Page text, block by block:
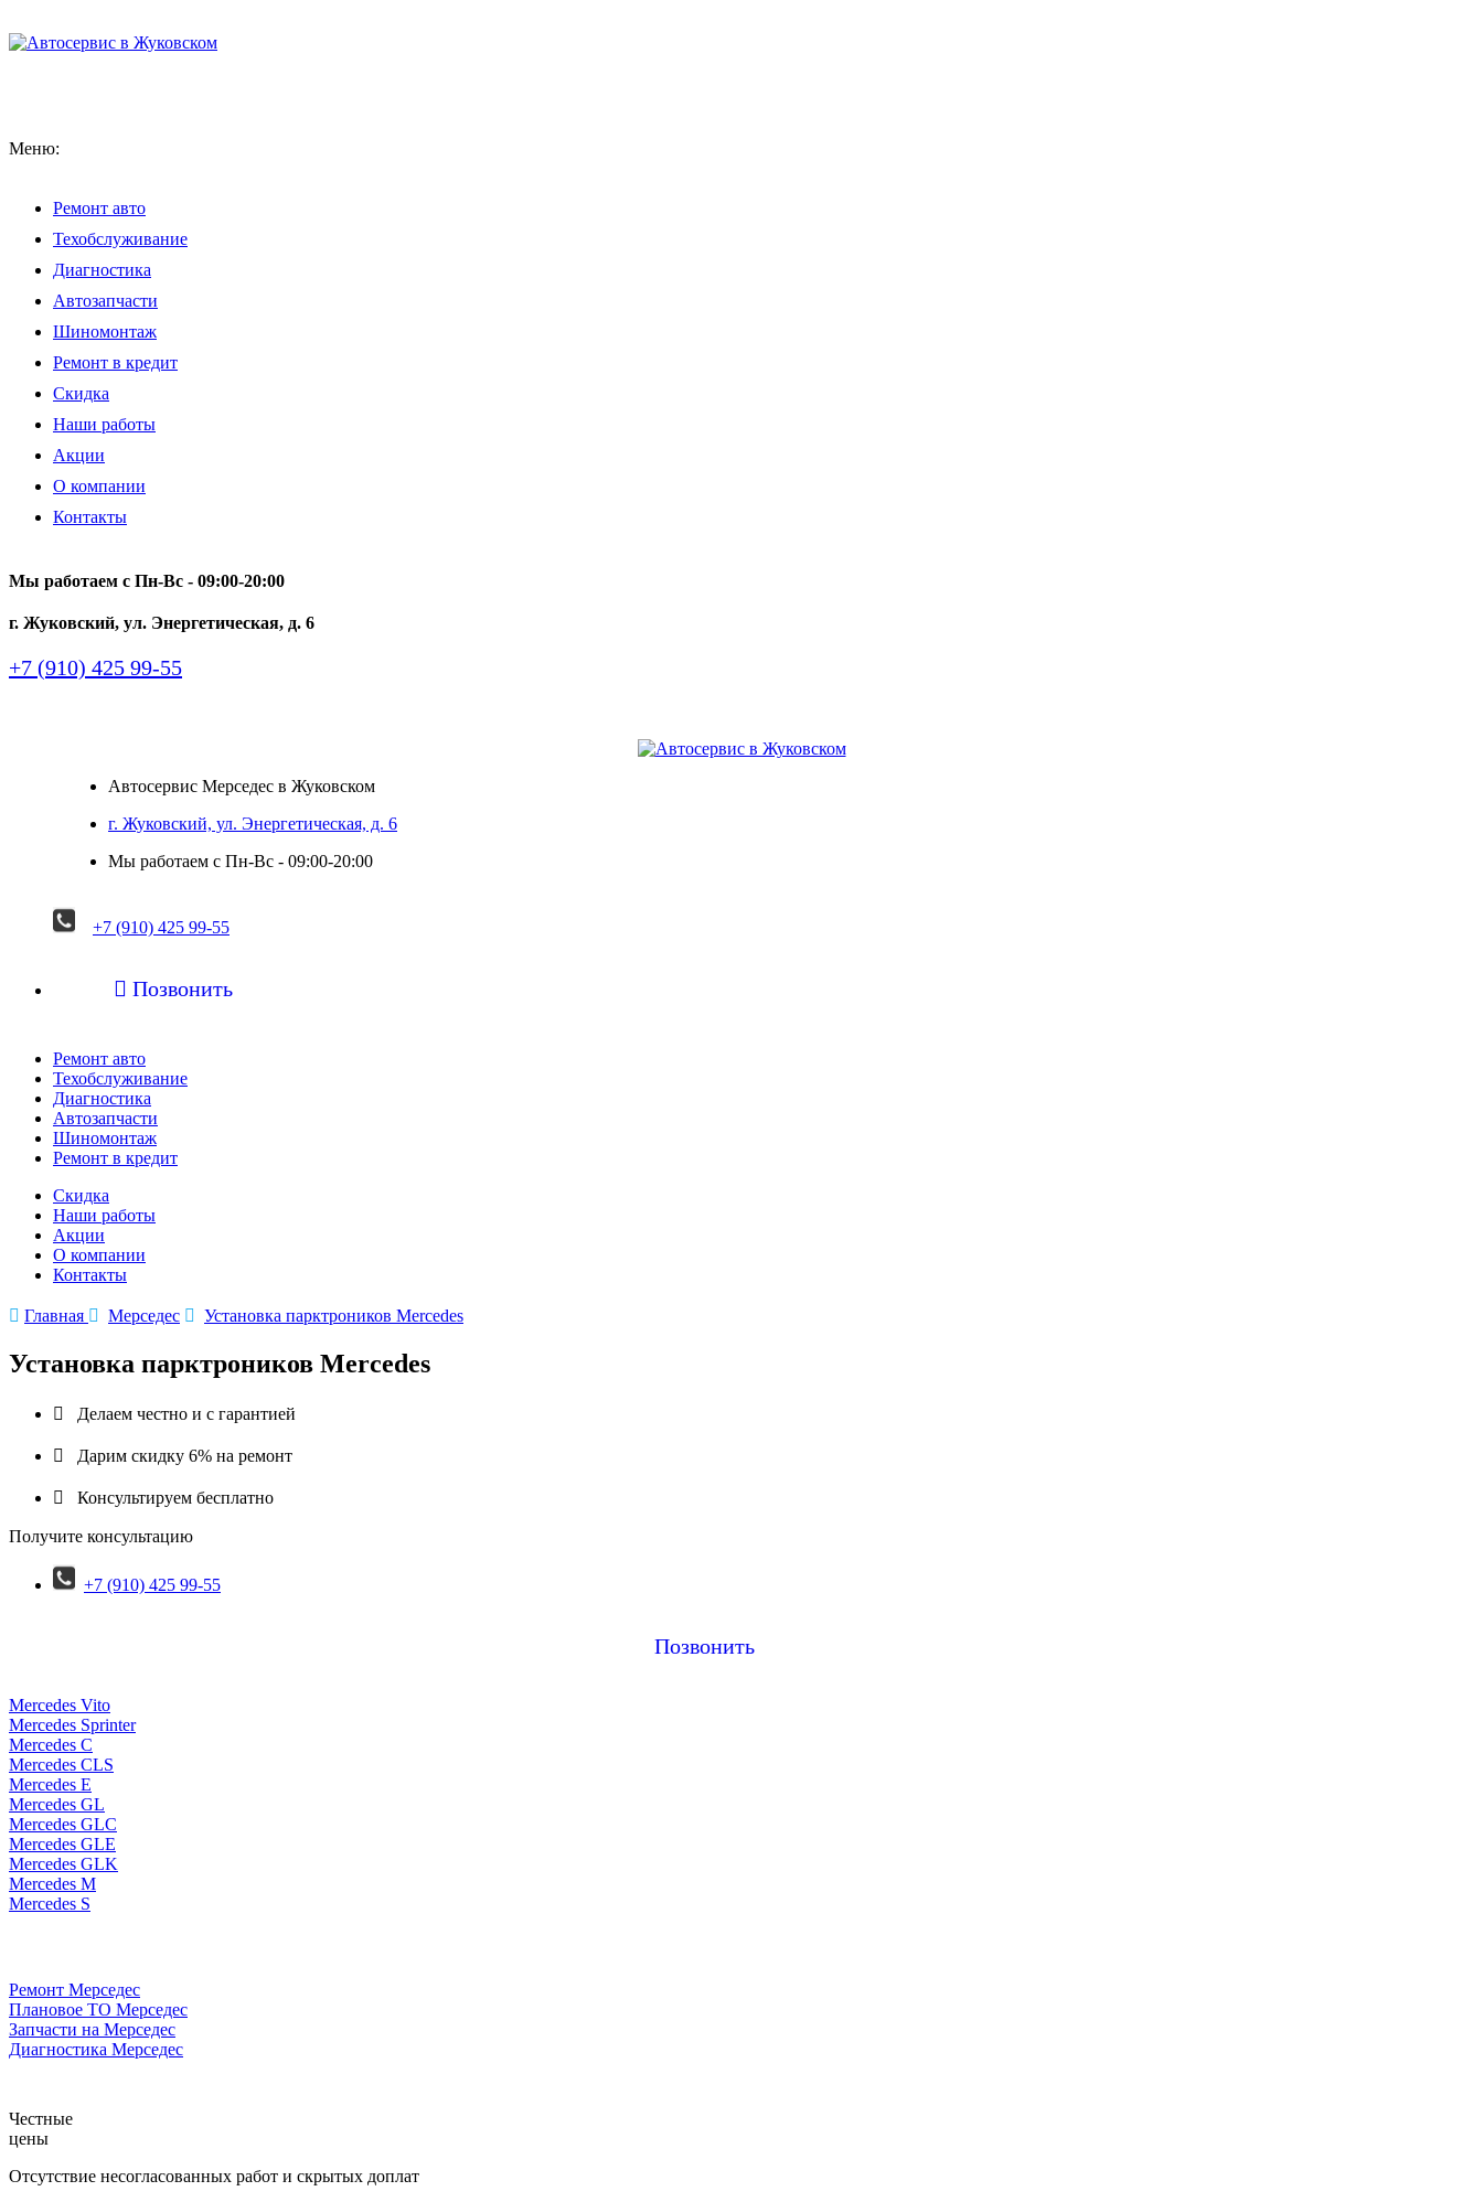
Меню:
Ремонт авто
Техобслуживание
Диагностика
Автозапчасти
Шиномонтаж
Ремонт в кредит
Скидка
Наши работы
Акции
О компании
Контакты
Мы работаем с Пн-Вc - 09:00-20:00
г. Жуковский, ул. Энергетическая, д. 6
+7 (910) 425 99-55
Автосервис Мерседес в Жуковском
г. Жуковский, ул. Энергетическая, д. 6
Мы работаем с Пн-Вc - 09:00-20:00
+7 (910) 425 99-55
 Позвонить
Ремонт авто
Техобслуживание
Диагностика
Автозапчасти
Шиномонтаж
Ремонт в кредит
Скидка
Наши работы
Акции
О компании
Контакты
 Главная  Мерседес  Установка парктроников Mercedes
Установка парктроников Mercedes
 Делаем честно и с гарантией
 Дарим скидку 6% на ремонт
 Консультируем бесплатно
Получите консультацию
+7 (910) 425 99-55
Позвонить
Mercedes Vito
Mercedes Sprinter
Mercedes C
Mercedes CLS
Mercedes E
Mercedes GL
Mercedes GLC
Mercedes GLE
Mercedes GLK
Mercedes M
Mercedes S
Ремонт Мерседес
Плановое ТО Мерседес
Запчасти на Мерседес
Диагностика Мерседес
Честные
цены
Отсутствие несогласованных работ и скрытых доплат